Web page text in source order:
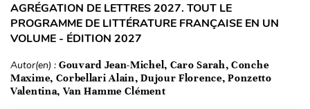
AGRÉGATION DE LETTRES 2027. TOUT LE
PROGRAMME DE LITTÉRATURE FRANÇAISE EN UN
VOLUME - ÉDITION 2027
Autor(en) : Gouvard Jean-Michel, Caro Sarah, Conche
Maxime, Corbellari Alain, Dujour Florence, Ponzetto
Valentina, Van Hamme Clément